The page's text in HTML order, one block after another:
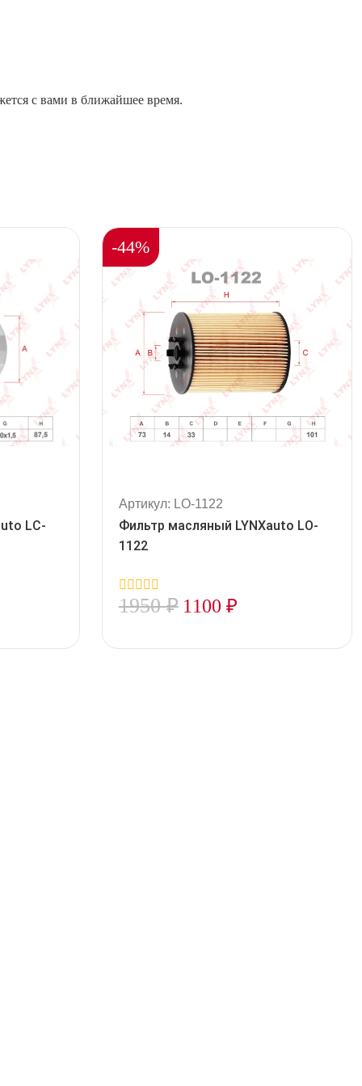
с вами в ближайшее время.
LC-
-44%
Артикул: LO-1122
Фильтр масляный LYNXauto LO-
1122
0
out
1950₽ 1100 ₽